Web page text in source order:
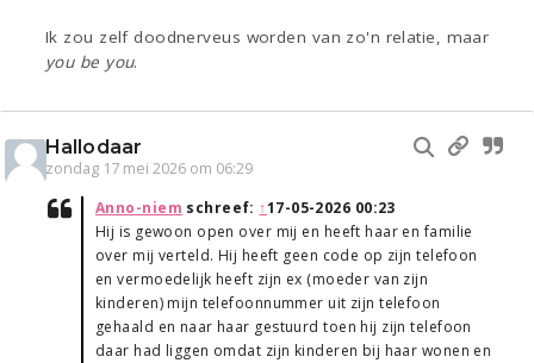
Ik zou zelf doodnerveus worden van zo'n relatie, maar
you be you.
Hallodaar
zondag 17 mei 2026 om 06:29
Anno-niem schreef: ↑17-05-2026 00:23
Hij is gewoon open over mij en heeft haar en familie
over mij verteld. Hij heeft geen code op zijn telefoon
en vermoedelijk heeft zijn ex (moeder van zijn
kinderen) mijn telefoonnummer uit zijn telefoon
gehaald en naar haar gestuurd toen hij zijn telefoon
daar had liggen omdat zijn kinderen bij haar wonen en